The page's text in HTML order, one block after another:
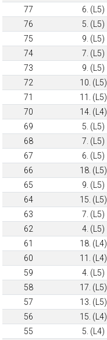
77
6. (L5)
76
5. (L5)
75
9. (L5)
74
7. (L5)
73
9. (L5)
72
10. (L5)
71
11. (L5)
70
14. (L4)
69
5. (L5)
68
7. (L5)
67
6. (L5)
66
18. (L5)
65
9. (L5)
64
15. (L5)
63
7. (L5)
62
4. (L5)
61
18. (L4)
60
11. (L4)
59
4. (L5)
58
17. (L5)
57
13. (L5)
56
15. (L4)
55
5. (L4)